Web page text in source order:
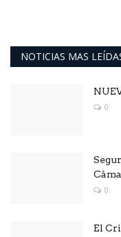
NOTICIAS MAS
0
0
El